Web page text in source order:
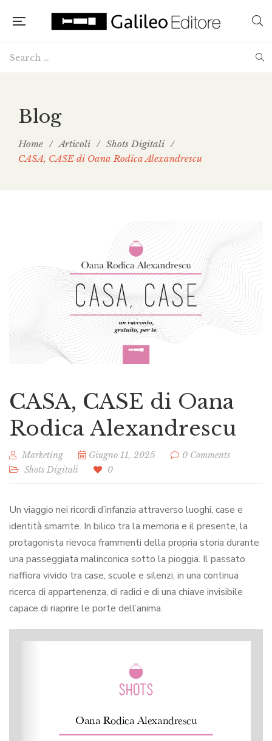
Blog
Home / Articoli / Shots Digitali /
CASA, CASE di Oana Rodica Alexandrescu
CASA, CASE di Oana
Rodica Alexandrescu
Marketing Giugno 11, 2025
0 Comments
Shots Digitali
0
Un viaggio nei ricordi d’infanzia attraverso luoghi, case e
identità smarrite. In bilico tra la memoria e il presente, la
protagonista rievoca frammenti della propria storia durante
una passeggiata malinconica sotto la pioggia. Il passato
riaffiora vivido tra case, scuole e silenzi, in una continua
ricerca di appartenenza, di radici e di una chiave invisibile
capace di riaprire le porte dell’anima.